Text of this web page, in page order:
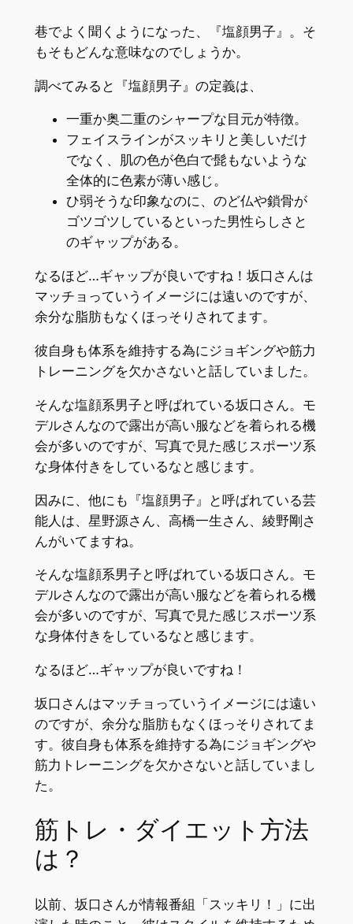
巷でよく聞くようになった、『塩顔男子』。そ
もそもどんな意味なのでしょうか。
調べてみると『塩顔男子』の定義は、
一重か奥二重のシャープな目元が特徴。
フェイスラインがスッキリと美しいだけ
でなく、肌の色が色白で髭もないような
全体的に色素が薄い感じ。
ひ弱そうな印象なのに、のど仏や鎖骨が
ゴツゴツしているといった男性らしさと
のギャップがある。
なるほど…ギャップが良いですね！坂口さんは
マッチョっていうイメージには遠いのですが、
余分な脂肪もなくほっそりされてます。
彼自身も体系を維持する為にジョギングや筋力
トレーニングを欠かさないと話していました。
そんな塩顔系男子と呼ばれている坂口さん。モ
デルさんなので露出が高い服などを着られる機
会が多いのですが、写真で見た感じスポーツ系
な身体付きをしているなと感じます。
因みに、他にも『塩顔男子』と呼ばれている芸
能人は、星野源さん、高橋一生さん、綾野剛さ
んがいてますね。
そんな塩顔系男子と呼ばれている坂口さん。モ
デルさんなので露出が高い服などを着られる機
会が多いのですが、写真で見た感じスポーツ系
な身体付きをしているなと感じます。
なるほど…ギャップが良いですね！
坂口さんはマッチョっていうイメージには遠い
のですが、余分な脂肪もなくほっそりされてま
す。彼自身も体系を維持する為にジョギングや
筋力トレーニングを欠かさないと話していまし
た。
筋トレ・ダイエット方法
は？
以前、坂口さんが情報番組「スッキリ！」に出